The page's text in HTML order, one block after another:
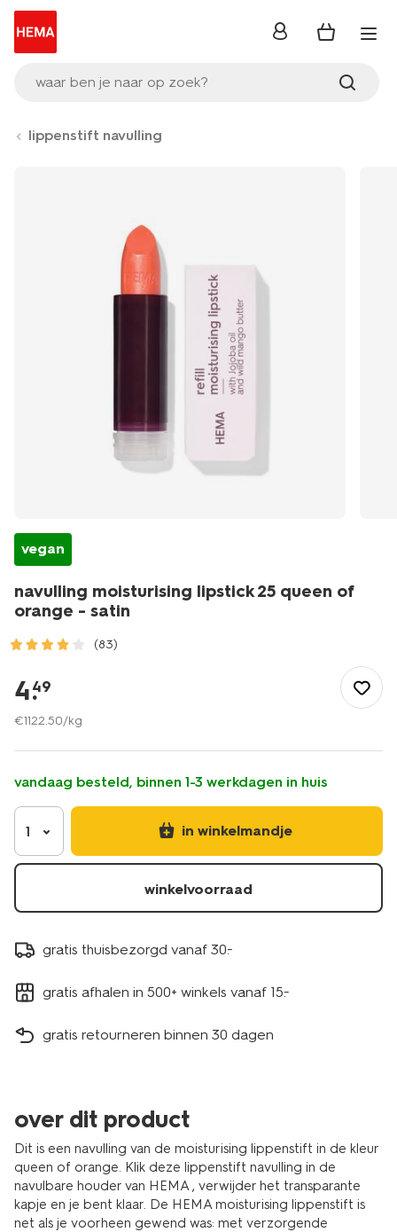
waar ben je naar op zoek?
inloggen
lippenstift navulling
vegan
navulling moisturising lipstick 25 queen of
orange - satin
(83)
gezond/make-
up/lip/lippenstift/navulling/navulling-
moisturising-
25-
of-
orange-
satin-
4.
49
€1122.50/kg
vandaag besteld, binnen 1-3 werkdagen in huis
1 in winkelmandje
winkelvoorraad
gratis thuisbezorgd vanaf 30.-
gratis afhalen in 500+ winkels vanaf 15.-
gratis retourneren binnen 30 dagen
over dit product
Dit is een navulling van de moisturising lippenstift in de kleur
queen of orange. Klik deze lippenstift navulling in de
navulbare houder van HEMA , verwijder het transparante
kapje en je bent klaar. De HEMA moisturising lippenstift is
net als je voorheen gewend was: met verzorgende